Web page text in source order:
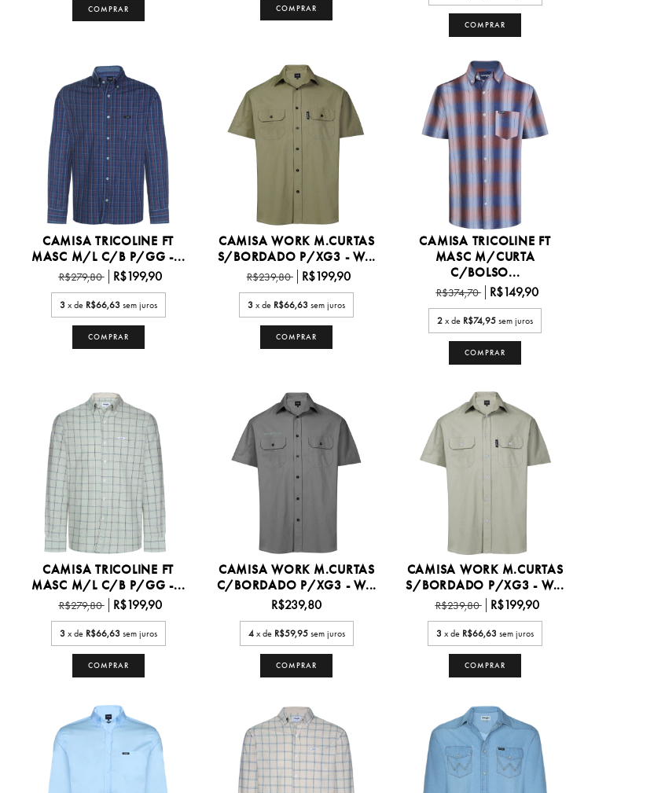
COMPRAR COMPRAR
COMPRAR
CAMISA TRICOLINE FT
MASC M/L C/B P/GG -...
R$279,80 R$199,90
3 x de R$66,63 sem juros
COMPRAR
CAMISA WORK M.CURTAS
S/BORDADO P/XG3 - W...
R$239,80 R$199,90
3 x de R$66,63 sem juros
COMPRAR
CAMISA TRICOLINE FT
MASC M/CURTA
C/BOLSO...
R$374,70 R$149,90
2x de R$74,95sem juros
COMPRAR
CAMISA TRICOLINE FT
MASC M/L C/B P/GG -...
R$279,80 R$199,90
3 x de R$66,63 sem juros
COMPRAR
CAMISA WORK M.CURTAS
C/BORDADO P/XG3 - W...
R$239,80
4 x de R$59,95 sem juros
COMPRAR
CAMISA WORK M.CURTAS
S/BORDADO P/XG3 - W...
R$239,80 R$199,90
3 x de R$66,63 sem juros
COMPRAR